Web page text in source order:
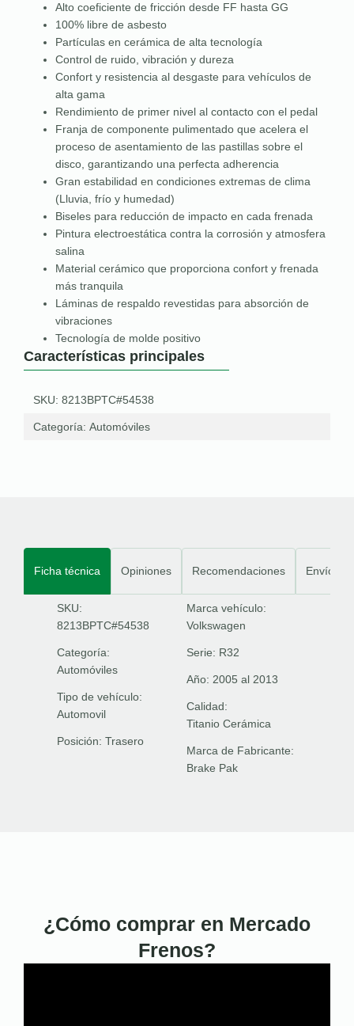
Alto coeficiente de fricción desde FF hasta GG
100% libre de asbesto
Partículas en cerámica de alta tecnología
Control de ruido, vibración y dureza
Confort y resistencia al desgaste para vehículos de
alta gama
Rendimiento de primer nivel al contacto con el pedal
Franja de componente pulimentado que acelera el
proceso de asentamiento de las pastillas sobre el
disco, garantizando una perfecta adherencia
Gran estabilidad en condiciones extremas de clima
(Lluvia, frío y humedad)
Biseles para reducción de impacto en cada frenada
Pintura electroestática contra la corrosión y atmosfera
salina
Material cerámico que proporciona confort y frenada
más tranquila
Láminas de respaldo revestidas para absorción de
vibraciones
Tecnología de molde positivo
Características principales
SKU: 8213BPTC#54538
Categoría: Automóviles
Ficha técnica Opiniones Recomendaciones Envíos
SKU:
8213BPTC#54538
Categoría:
Automóviles
Tipo de vehículo:
Automovil
Posición: Trasero
Marca vehículo:
Volkswagen
Serie: R32
Año: 2005 al 2013
Calidad:
Titanio Cerámica
Marca de Fabricante:
Brake Pak
¿Cómo comprar en Mercado
Frenos?